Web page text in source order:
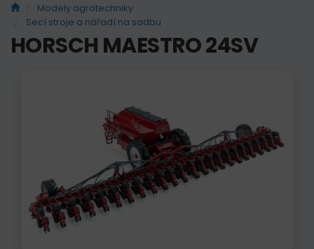
Modely agrotechniky
Secí stroje a nářadí na sadbu
HORSCH MAESTRO 24SV